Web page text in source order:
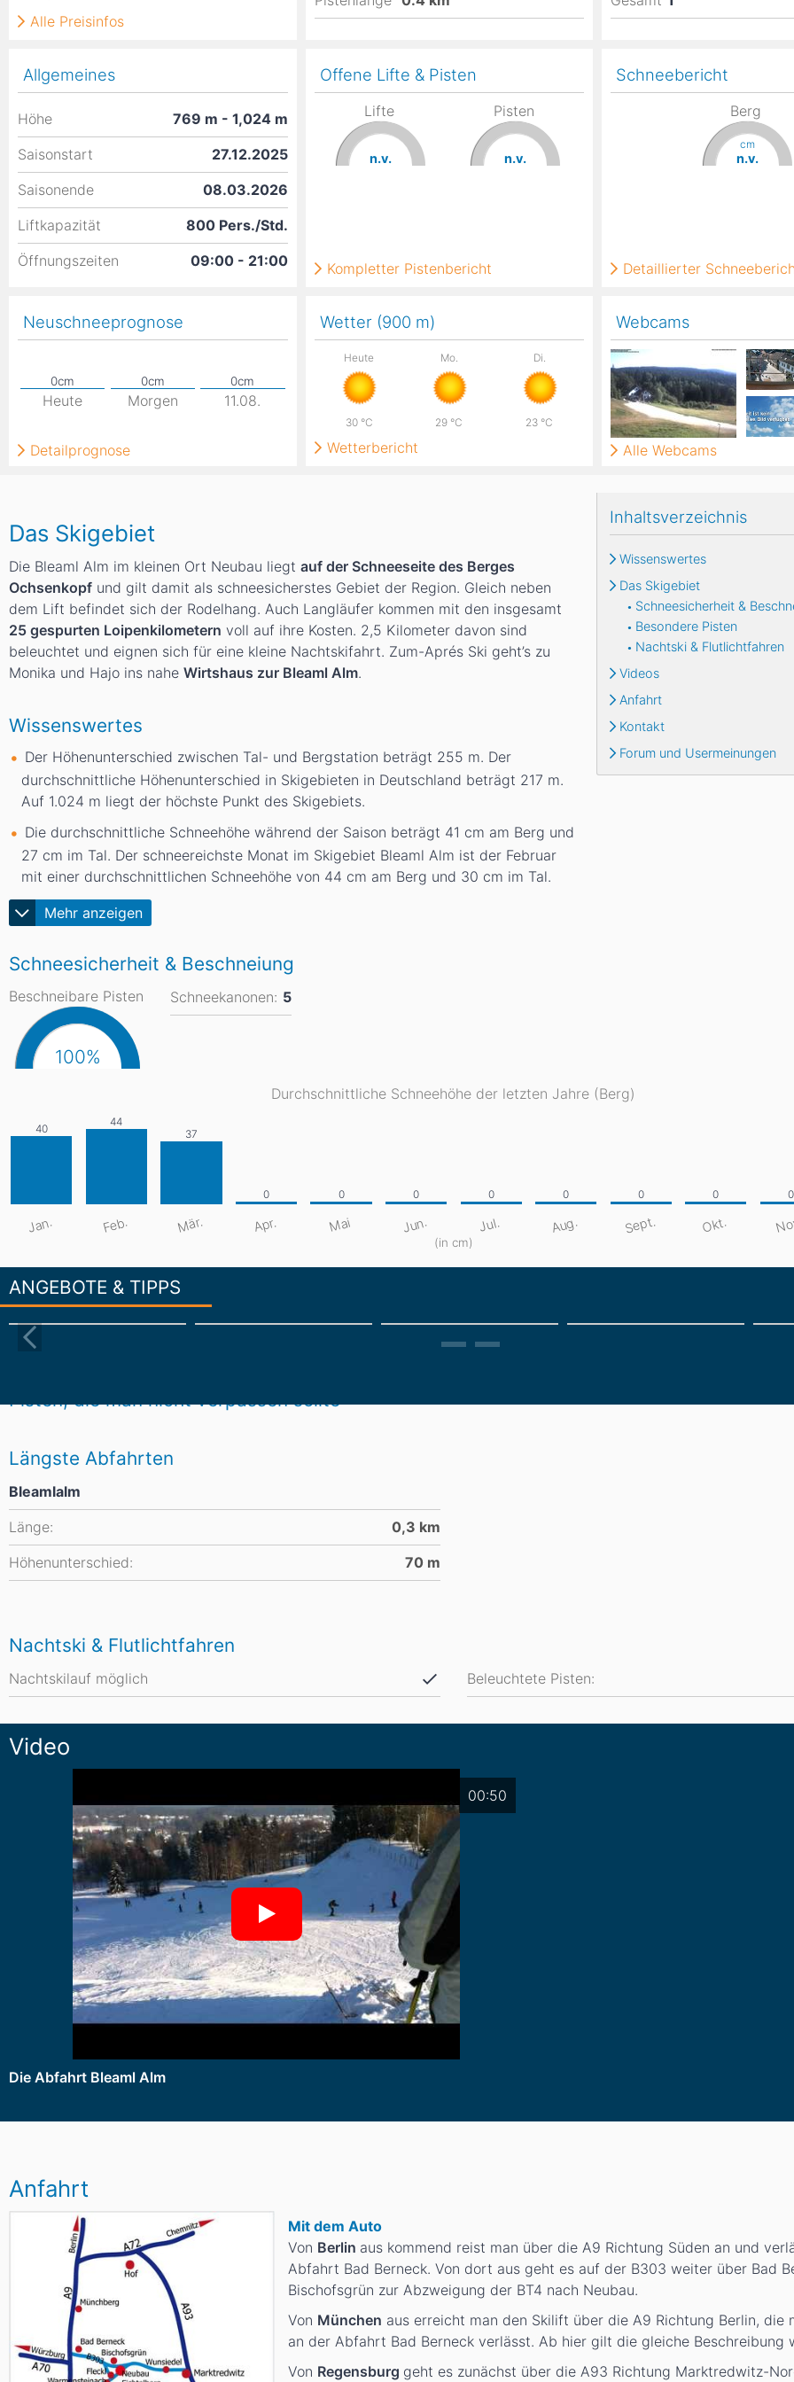
Inhaltsverzeichnis
Wissenswertes
Das Skigebiet
Schneesicherheit &
Besondere Pisten
Nachtski & Flutlichtfahren
Videos
Anfahrt
Kontakt
Forum und Usermeinungen
Das Skigebiet
Die Bleaml Alm im kleinen Ort Neubau liegt auf der Schneeseite des Berges
Ochsenkopf und gilt damit als schneesicherstes Gebiet der Region. Gleich neben
dem Lift befindet sich der Rodelhang. Auch Langläufer kommen mit den insgesamt
25 gespurten Loipenkilometern voll auf ihre Kosten. 2,5 Kilometer davon sind
beleuchtet und eignen sich für eine kleine Nachtskifahrt. Zum-Aprés Ski geht’s zu
Monika und Hajo ins nahe Wirtshaus zur Bleaml Alm.
Wissenswertes
Mehr anzeigen
Der Höhenunterschied zwischen Tal- und Bergstation beträgt 255 m. Der
durchschnittliche Höhenunterschied in Skigebieten in Deutschland beträgt 217 m.
Auf 1.024 m liegt der höchste Punkt des Skigebiets.
Die durchschnittliche Schneehöhe während der Saison beträgt 41 cm am Berg und
27 cm im Tal. Der schneereichste Monat im Skigebiet Bleaml Alm ist der Februar
mit einer durchschnittlichen Schneehöhe von 44 cm am Berg und 30 cm im Tal.
Schneesicherheit & Beschneiung
Beschneibare Pisten
100%
Schneekanonen: 5
Durchschnittliche Schneehöhe der letzten Jahre (Berg)
Jan. Feb. Mär. Apr. Mai Jun. Jul. Aug. Sept. Okt.
(in cm)
ANGEBOTE & TIPPS
Pisten, die man nicht verpassen sollte
Längste Abfahrten
Bleamlalm
Länge:
0,3 km
Höhenunterschied:
70 m
Nachtski & Flutlichtfahren
Nachtskilauf möglich Beleuchtete Pisten:
Video
00:50
Die Abfahrt Bleaml Alm
Anfahrt
Mit dem Auto
Von Berlin aus kommend reist man über die A9 Richtung Süden an und
Abfahrt Bad Berneck. Von dort aus geht es auf der B303 weiter über Bad
Bischofsgrün zur Abzweigung der BT4 nach Neubau.
Von München aus erreicht man den Skilift über die A9 Richtung Berlin, die
an der Abfahrt Bad Berneck verlässt. Ab hier gilt die gleiche Beschreibung
Von Regensburg geht es zunächst über die A93 Richtung Marktredwitz-
Allgemeines
Höhe 769 m - 1,024 m
Saisonstart
27.12.2025
Saisonende
08.03.2026
Liftkapazität
800 Pers./Std.
Öffnungszeiten
09:00 - 21:00
Wetter (900 m)
Heute
30 °C
Mo.
29 °C
Di.
23 °C
Wetterbericht
Webcams
Alle Webcams
Schneebericht
Berg
cm
n.v.
Detaillierter
Neuschneeprognose
Heute Morgen 11.08.
Detailprognose
Offene Lifte & Pisten
Lifte
n.v.
Pisten
n.v.
Kompletter Pistenbericht
Alle Preisinfos